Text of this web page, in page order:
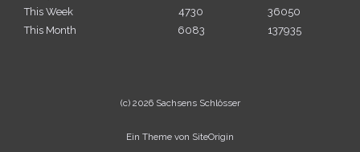
This Week
4730
36050
This Month
6083 137935
(c) 2026 Sachsens Schlösser
Ein Theme von SiteOrigin